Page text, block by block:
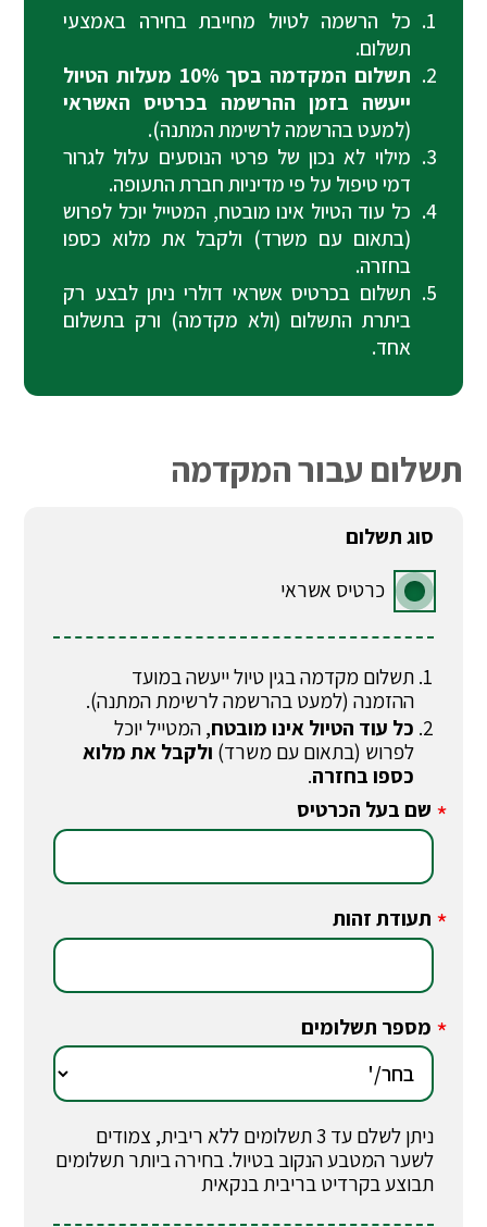
כל הרשמה לטיול מחייבת בחירה באמצעי
תשלום.
תשלום המקדמה בסך 10% מעלות הטיול
ייעשה בזמן ההרשמה בכרטיס האשראי
(למעט בהרשמה לרשימת המתנה).
מילוי לא נכון של פרטי הנוסעים עלול לגרור
דמי טיפול על פי מדיניות חברת התעופה.
כל עוד הטיול אינו מובטח, המטייל יוכל לפרוש
(בתאום עם משרד) ולקבל את מלוא כספו
בחזרה.
תשלום בכרטיס אשראי דולרי ניתן לבצע רק
ביתרת התשלום (ולא מקדמה) ורק בתשלום
אחד.
תשלום עבור המקדמה
סוג תשלום
כרטיס אשראי
תשלום מקדמה בגין טיול ייעשה במועד
ההזמנה (למעט בהרשמה לרשימת המתנה).
כל עוד הטיול אינו מובטח, המטייל יוכל
לפרוש (בתאום עם משרד) ולקבל את מלוא
כספו בחזרה.
* שם בעל הכרטיס
* תעודת זהות
* מספר תשלומים
ניתן לשלם עד 3 תשלומים ללא ריבית, צמודים
לשער המטבע הנקוב בטיול. בחירה ביותר תשלומים
תבוצע בקרדיט בריבית בנקאית